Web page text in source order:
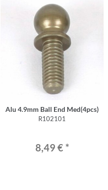
Alu 4.9mm Ball End Med(4pcs)
R102101
8,49 € *